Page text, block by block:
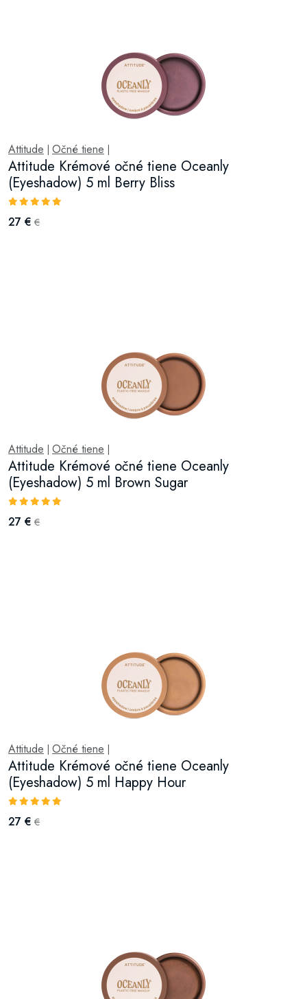
Attitude Očné tiene
Attitude Krémové očné tiene Oceanly
(Eyeshadow) 5 ml Berry Bliss
27 € €
Attitude Očné tiene
Attitude Krémové očné tiene Oceanly
(Eyeshadow) 5 ml Brown Sugar
27 € €
Attitude Očné tiene
Attitude Krémové očné tiene Oceanly
(Eyeshadow) 5 ml Happy Hour
27 € €